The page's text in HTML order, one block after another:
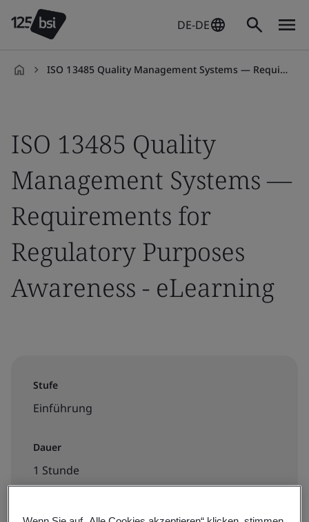
DE-DE
ISO 13485 Quality Management Systems — Requirements for Regulatory Purposes Awareness On-demand Training Course
ISO 13485 Quality
Management Systems —
Requirements for
Regulatory Purposes
Awareness - eLearning
Stufe
Einführung
Dauer
1 Stunde